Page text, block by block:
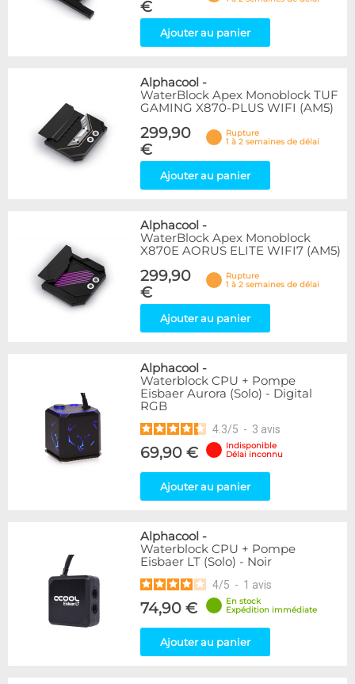
€
Ajouter au panier
Alphacool -
WaterBlock Apex Monoblock TUF
GAMING X870-PLUS WIFI (AM5)
299,90
€
Rupture
1 à 2 semaines de délai
Ajouter au panier
Alphacool -
WaterBlock Apex Monoblock
X870E AORUS ELITE WIFI7 (AM5)
299,90
€
Rupture
1 à 2 semaines de délai
Ajouter au panier
Alphacool -
Waterblock CPU + Pompe
Eisbaer Aurora (Solo) - Digital
RGB
4.3/5 - 3 avis
69,90 €
Indisponible
Délai inconnu
Ajouter au panier
Alphacool -
Waterblock CPU + Pompe
Eisbaer LT (Solo) - Noir
4/5 - 1 avis
74,90 €
En stock
Expédition immédiate
Ajouter au panier